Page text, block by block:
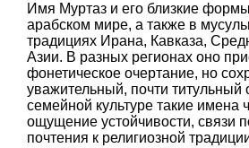
Имя Муртаз и его близкие
арабском мире, а также в
традициях Ирана, Кавказа,
Азии. В разных регионах оно
фонетическое очертание, но
уважительный, почти титульный
семейной культуре такие имена
ощущение устойчивости, связи
почтения к религиозной